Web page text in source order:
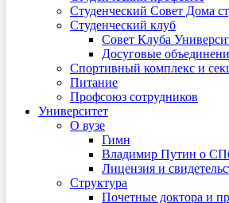
Студенческий Совет Дома
Студенческий клуб
Совет Клуба
Досуговые
Спортивный комплекс и
Питание
Профсоюз сотрудников
Университет
О вузе
Гимн
Владимир Путин о
Лицензия и
Структура
Почетные доктора и